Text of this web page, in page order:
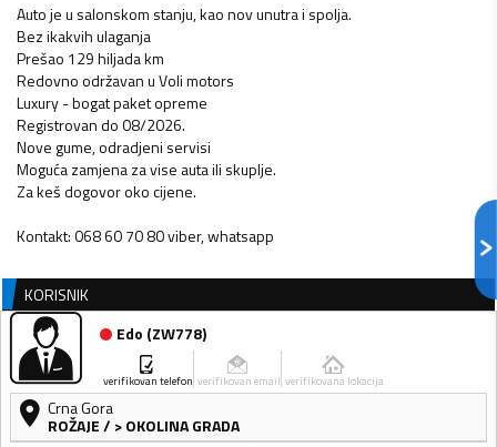
Auto je u salonskom stanju, kao nov unutra i spolja.
Bez ikakvih ulaganja
Prešao 129 hiljada km
Redovno održavan u Voli motors
Luxury - bogat paket opreme
Registrovan do 08/2026.
Nove gume, odradjeni servisi
Moguća zamjena za vise auta ili skuplje.
Za keš dogovor oko cijene.
Kontakt: 068 60 70 80 viber, whatsapp
KORISNIK
Edo (ZW778)
verifikovan telefon verifikovan email verifikovana lokacija
Crna Gora
ROŽAJE/ > OKOLINA GRADA